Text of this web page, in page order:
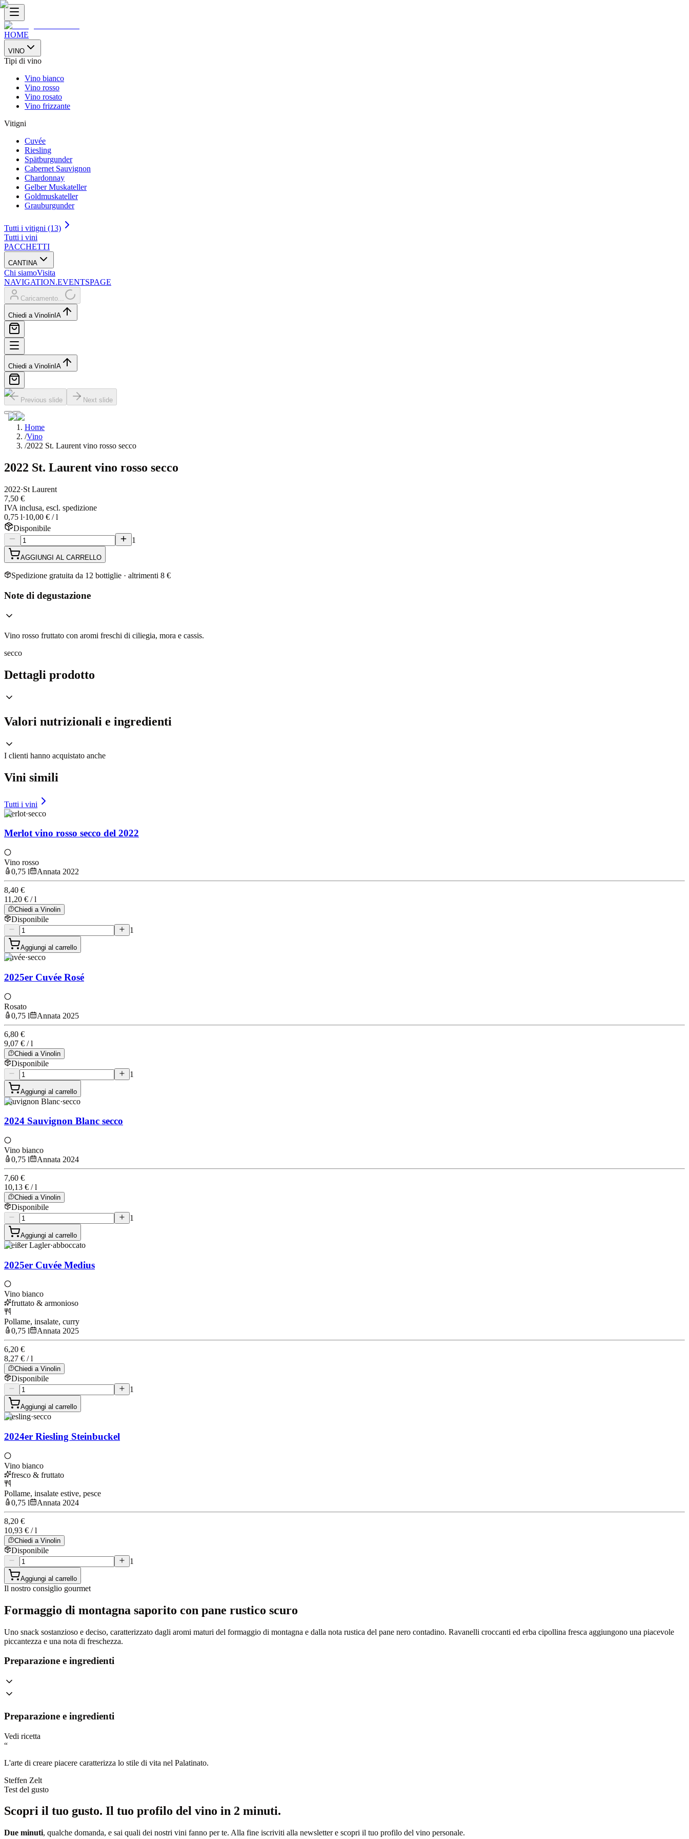
HOME
VINO
Tipi di vino
Vino bianco
Vino rosso
Vino rosato
Vino frizzante
Vitigni
Cuvée
Riesling
Spätburgunder
Cabernet Sauvignon
Chardonnay
Gelber Muskateller
Goldmuskateller
Grauburgunder
Tutti i vitigni (13)
Tutti i vini
PACCHETTI
CANTINA
Chi siamoVisita
NAVIGATION.EVENTSPAGE
Caricamento...
Chiedi a Vinolin IA
Chiedi a Vinolin IA
Previous slide Next slide
Home
/Vino
/2022 St. Laurent vino rosso secco
2022 St. Laurent vino rosso secco
2022·St Laurent
7,50 €
IVA inclusa, escl. spedizione
0,75 l·10,00 € / l
Disponibile
1
AGGIUNGI AL CARRELLO
Spedizione gratuita da 12 bottiglie · altrimenti 8 €
Note di degustazione
Vino rosso fruttato con aromi freschi di ciliegia, mora e cassis.
secco
Dettagli prodotto
Valori nutrizionali e ingredienti
I clienti hanno acquistato anche
Vini simili
Tutti i vini
Merlot·secco
Merlot vino rosso secco del 2022
Vino rosso
0,75 l
Annata 2022
8,40 €
11,20 € / l
Chiedi a Vinolin
Disponibile
1
Aggiungi al carrello
Cuvée·secco
2025er Cuvée Rosé
Rosato
0,75 l
Annata 2025
6,80 €
9,07 € / l
Chiedi a Vinolin
Disponibile
1
Aggiungi al carrello
Sauvignon Blanc·secco
2024 Sauvignon Blanc secco
Vino bianco
0,75 l
Annata 2024
7,60 €
10,13 € / l
Chiedi a Vinolin
Disponibile
1
Aggiungi al carrello
Weißer Lagler·abboccato
2025er Cuvée Medius
Vino bianco
fruttato & armonioso
Pollame, insalate, curry
0,75 l
Annata 2025
6,20 €
8,27 € / l
Chiedi a Vinolin
Disponibile
1
Aggiungi al carrello
Riesling·secco
2024er Riesling Steinbuckel
Vino bianco
fresco & fruttato
Pollame, insalate estive, pesce
0,75 l
Annata 2024
8,20 €
10,93 € / l
Chiedi a Vinolin
Disponibile
1
Aggiungi al carrello
Il nostro consiglio gourmet
Formaggio di montagna saporito con pane rustico scuro
Uno snack sostanzioso e deciso, caratterizzato dagli aromi maturi del formaggio di montagna e dalla nota rustica del pane nero contadino. Ravanelli croccanti ed erba cipollina fresca aggiungono una piacevole
piccantezza e una nota di freschezza.
Preparazione e ingredienti
Preparazione e ingredienti
Vedi ricetta
“
L'arte di creare piacere caratterizza lo stile di vita nel Palatinato.
Steffen Zelt
Test del gusto
Scopri il tuo gusto. Il tuo profilo del vino in 2 minuti.
Due minuti, qualche domanda, e sai quali dei nostri vini fanno per te. Alla fine iscriviti alla newsletter e scopri il tuo profilo del vino personale.